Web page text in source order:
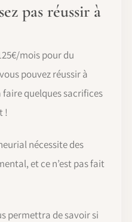
pas réussir à
mois pour du
pouvez réussir à
quelques sacrifices
!
nécessite des
et ce n’est pas fait
permettra de savoir si